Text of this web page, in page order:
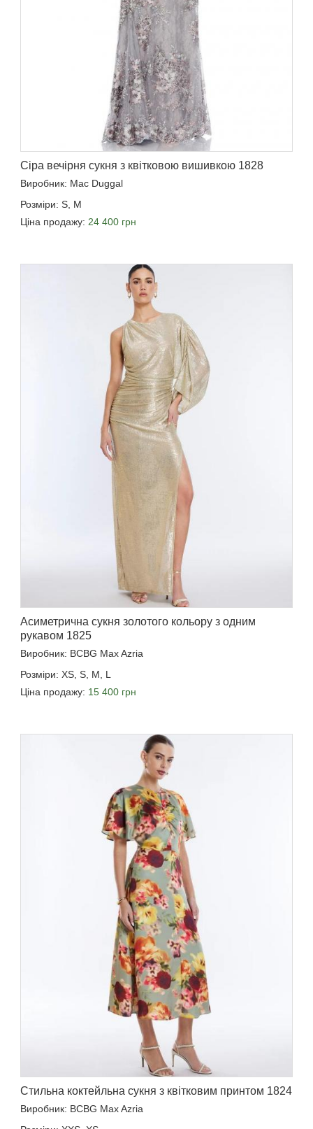
Сіра вечірня сукня з квітковою вишивкою 1828
Виробник: Mac Duggal
Розміри: S, M
Ціна продажу: 24 400 грн
Асиметрична сукня золотого кольору з одним
рукавом 1825
Виробник: BCBG Max Azria
Розміри: XS, S, M, L
Ціна продажу: 15 400 грн
Стильна коктейльна сукня з квітковим принтом 1824
Виробник: BCBG Max Azria